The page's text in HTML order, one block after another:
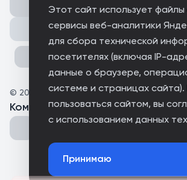
Этот сайт использует файлы
сервисы веб-аналитики
для сбора технической
посетителях (включая IP-
данные о браузере,
системе и страницах
пользоваться сайтом, вы
с использованием данных
Принимаю
Поделиться
© 2025 i9oo
Комментарии(0 )
Could not connect to the server.